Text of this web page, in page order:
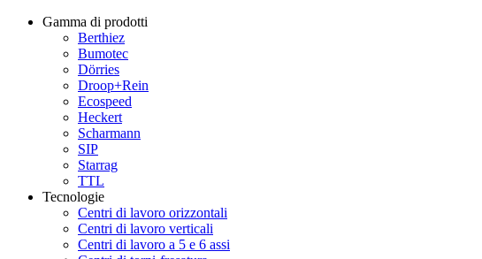
Gamma di prodotti
Berthiez
Bumotec
Dörries
Droop+Rein
Ecospeed
Heckert
Scharmann
SIP
Starrag
TTL
Tecnologie
Centri di lavoro orizzontali
Centri di lavoro verticali
Centri di lavoro a 5 e 6 assi